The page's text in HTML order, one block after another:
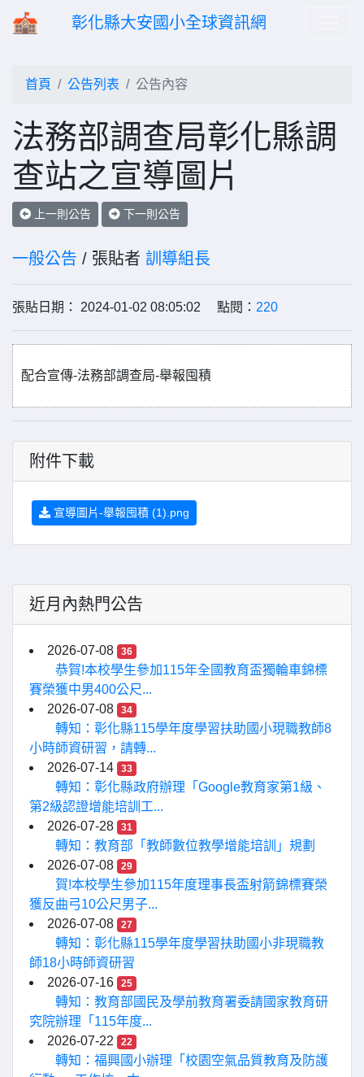
彰化縣大安國小全球資訊網
首頁 公告列表 公告內容
法務部調查局彰化縣調
查站之宣導圖片
上一則公告 下一則公告
一般公告 / 張貼者 訓導組長
張貼日期： 2024-01-02 08:05:02 點閱： 220
配合宣傳-法務部調查局-舉報囤積
附件下載
宣導圖片-舉報囤積 (1).png
近月內熱門公告
2026-07-08 36
恭賀!本校學生參加115年全國教育盃獨輪車錦標
賽榮獲中男400公尺...
2026-07-08
34
轉知：彰化縣115學年度學習扶助國小現職教師8
小時師資研習，請轉...
2026-07-14
33
轉知：彰化縣政府辦理「Google教育家第1級、
第2級認證增能培訓工...
2026-07-28
31
轉知：教育部「教師數位教學增能培訓」規劃
2026-07-08
29
賀!本校學生參加115年度理事長盃射箭錦標賽榮
獲反曲弓10公尺男子...
2026-07-08
27
轉知：彰化縣115學年度學習扶助國小非現職教
師18小時師資研習
2026-07-16
25
轉知：教育部國民及學前教育署委請國家教育研
究院辦理「115年度...
2026-07-22
22
轉知：福興國小辦理「校園空氣品質教育及防護